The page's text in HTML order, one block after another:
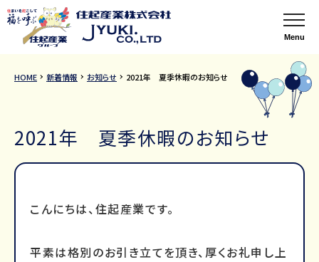
Menu
HOME 新着情報 お知らせ 2021年 夏季休暇のお知らせ
2021年 夏季休暇のお知らせ
こんにちは、住起産業です。
平素は格別のお引き立てを頂き、厚くお礼申し上